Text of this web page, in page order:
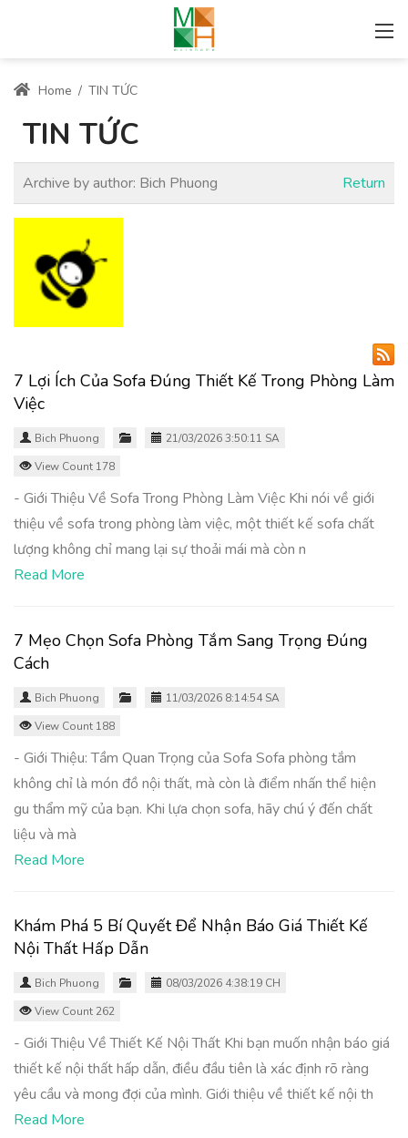
Home / TIN TỨC
TIN TỨC
Archive by author: Bich Phuong Return
7 Lợi Ích Của Sofa Đúng Thiết Kế Trong Phòng Làm
Việc
Bich Phuong
21/03/2026 3:50:11 SA
View Count 178
- Giới Thiệu Về Sofa Trong Phòng Làm Việc Khi nói về giới
thiệu về sofa trong phòng làm việc, một thiết kế sofa chất
lượng không chỉ mang lại sự thoải mái mà còn n
Read More
7 Mẹo Chọn Sofa Phòng Tắm Sang Trọng Đúng
Cách
Bich Phuong
11/03/2026 8:14:54 SA
View Count 188
- Giới Thiệu: Tầm Quan Trọng của Sofa Sofa phòng tắm
không chỉ là món đồ nội thất, mà còn là điểm nhấn thể hiện
gu thẩm mỹ của bạn. Khi lựa chọn sofa, hãy chú ý đến chất
liệu và mà
Read More
Khám Phá 5 Bí Quyết Để Nhận Báo Giá Thiết Kế
Nội Thất Hấp Dẫn
Bich Phuong
08/03/2026 4:38:19 CH
View Count 262
- Giới Thiệu Về Thiết Kế Nội Thất Khi bạn muốn nhận báo giá
thiết kế nội thất hấp dẫn, điều đầu tiên là xác định rõ ràng
yêu cầu và mong đợi của mình. Giới thiệu về thiết kế nội th
Read More